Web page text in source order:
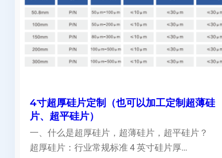
4寸超厚硅片定制（也可以加工定制超薄硅
片、超平硅片）
一、什么是超厚硅片，超薄硅片，超平硅片？
超厚硅片：行业常规标准 4 英寸硅片厚…